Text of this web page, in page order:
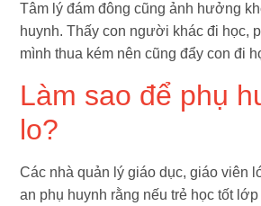
Tâm lý đám đông cũng ảnh hưởng
huynh. Thấy con người khác đi học,
mình thua kém nên cũng đẩy con đi
Làm sao để phụ
lo?
Các nhà quản lý giáo dục, giáo viên
an phụ huynh rằng nếu trẻ học tốt